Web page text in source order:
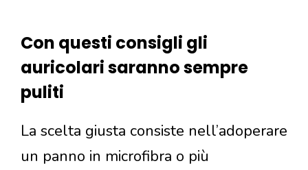
Con questi consigli gli
auricolari saranno sempre
puliti
La scelta giusta consiste nell’adoperare
un panno in microfibra o più